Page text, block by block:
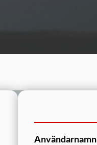
Användarnamn